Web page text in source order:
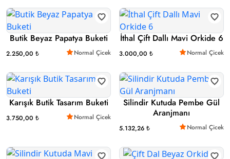
Butik Beyaz Papatya Buketi
2.250,00 ₺ Normal Çicek
İthal Çift Dallı Mavi Orkide 6
3.000,00 ₺ Normal Çicek
Karışık Butik Tasarım Buketi
3.750,00 ₺ Normal Çicek
Silindir Kutuda Pembe Gül
Aranjmanı
5.132,26 ₺ Normal Çicek